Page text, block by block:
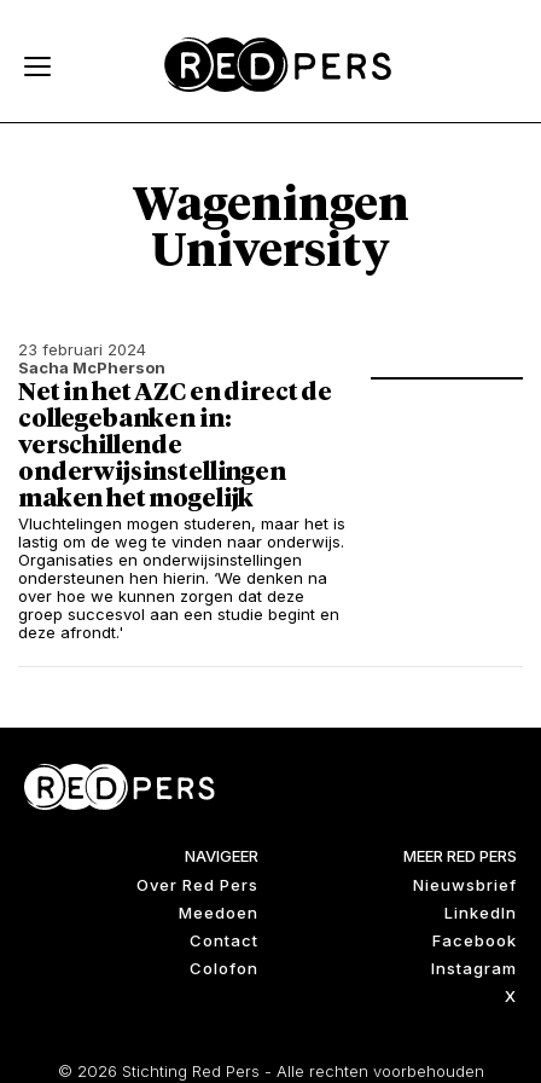
Wageningen
University
23 februari 2024
Sacha McPherson
Net in het AZC en direct de
collegebanken in:
verschillende
onderwijsinstellingen
maken het mogelijk
Vluchtelingen mogen studeren, maar het is
lastig om de weg te vinden naar onderwijs.
Organisaties en onderwijsinstellingen
ondersteunen hen hierin. ‘We denken na
over hoe we kunnen zorgen dat deze
groep succesvol aan een studie begint en
deze afrondt.'
NAVIGEER
Over Red Pers
Meedoen
Contact
Colofon
MEER RED PERS
Nieuwsbrief
LinkedIn
Facebook
Instagram
X
© 2026 Stichting Red Pers - Alle rechten voorbehouden